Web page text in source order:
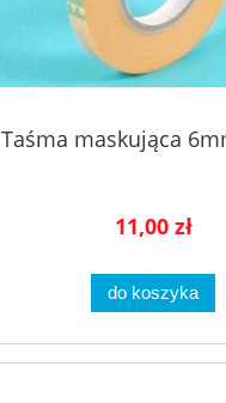
Taśma maskująca
11,00 zł
do koszyka